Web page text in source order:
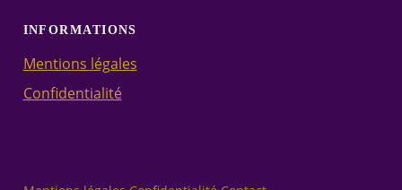
INFORMATIONS
Mentions légales
Confidentialité